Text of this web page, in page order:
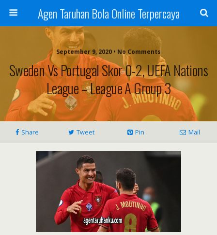
Agen Taruhan Bola Online Terpercaya
September 9, 2020 • No Comments
Sweden Vs Portugal Skor 0-2, UEFA Nations
League – League A Group 3
Share Tweet Pin Mail